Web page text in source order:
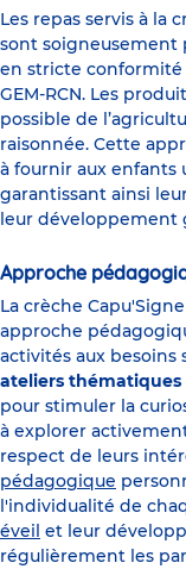
Les repas servis à la
sont soigneusement
en stricte conformité
GEM-RCN. Les
possible de
raisonnée. Cette
à fournir aux enfants
garantissant ainsi
leur développement
Approche
La crèche
approche
activités aux besoins
ateliers thématiques
pour stimuler la
à explorer
respect de leurs
pédagogique
l'individualité de
éveil et leur
régulièrement les